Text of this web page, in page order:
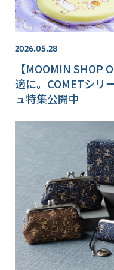
2026.05.28
【MOOMIN SHOP
適に。COMETシリ
ュ特集公開中